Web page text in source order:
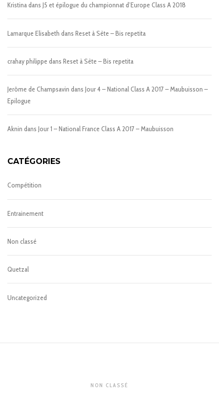
Kristinadans J5 et épilogue du championnat d’Europe Class A 2018
Lamarque Elisabeth dans Reset à Sète – Bis repetita
crahay philippe dans Reset à Sète – Bis repetita
Jerôme de Champsavin dans Jour 4 – National Class A 2017 – Maubuisson –
Epilogue
Aknin dans Jour 1 – National France Class A 2017 – Maubuisson
CATÉGORIES
Compétition
Entrainement
Non classé
Quetzal
Uncategorized
NON CLASSÉ